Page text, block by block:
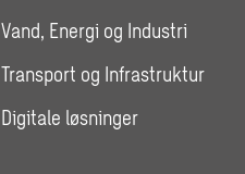
Vand, Energi og Industri
Transport og Infrastruktur
Digitale løsninger